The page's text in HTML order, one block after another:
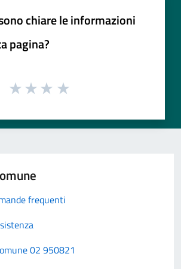
chiare le informazioni
pagina?
frequenti
02 950821